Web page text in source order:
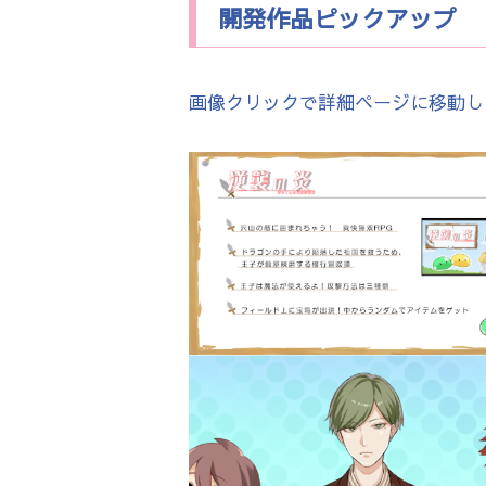
開発作品ピックアップ
画像クリックで詳細ページに移動